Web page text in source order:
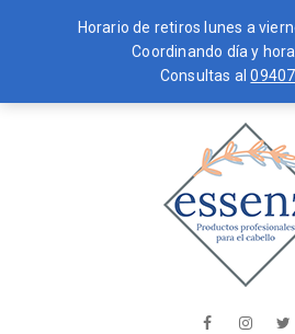
Horario de retiros lunes a
Coordinando día y
Consultas al
to
essenz
EL
Facebook